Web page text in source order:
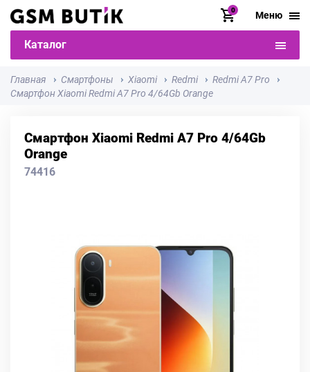
0 Меню
Каталог
Главная Смартфоны Xiaomi Redmi
Redmi A7 Pro
Смартфон Xiaomi Redmi A7 Pro 4/64Gb Orange
Смартфон Xiaomi Redmi A7 Pro 4/64Gb
Orange
74416